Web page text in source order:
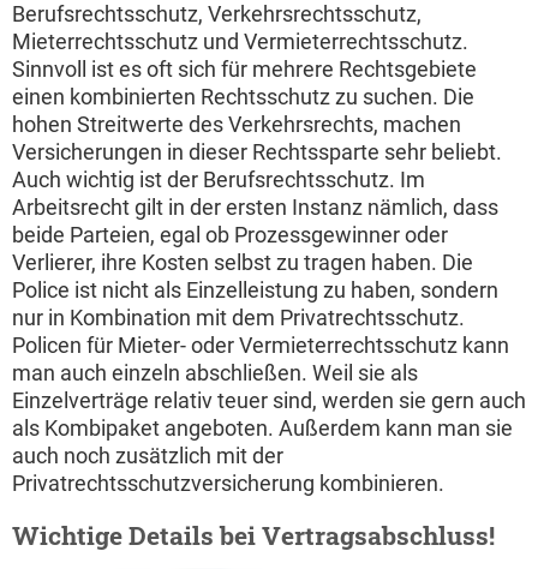
Berufsrechtsschutz, Verkehrsrechtsschutz,
Mieterrechtsschutz und Vermieterrechtsschutz.
Sinnvoll ist es oft sich für mehrere Rechtsgebiete
einen kombinierten Rechtsschutz zu suchen. Die
hohen Streitwerte des Verkehrsrechts, machen
Versicherungen in dieser Rechtssparte sehr beliebt.
Auch wichtig ist der Berufsrechtsschutz. Im
Arbeitsrecht gilt in der ersten Instanz nämlich, dass
beide Parteien, egal ob Prozessgewinner oder
Verlierer, ihre Kosten selbst zu tragen haben. Die
Police ist nicht als Einzelleistung zu haben, sondern
nur in Kombination mit dem Privatrechtsschutz.
Policen für Mieter- oder Vermieterrechtsschutz kann
man auch einzeln abschließen. Weil sie als
Einzelverträge relativ teuer sind, werden sie gern auch
als Kombipaket angeboten. Außerdem kann man sie
auch noch zusätzlich mit der
Privatrechtsschutzversicherung kombinieren.
Wichtige Details bei Vertragsabschluss!